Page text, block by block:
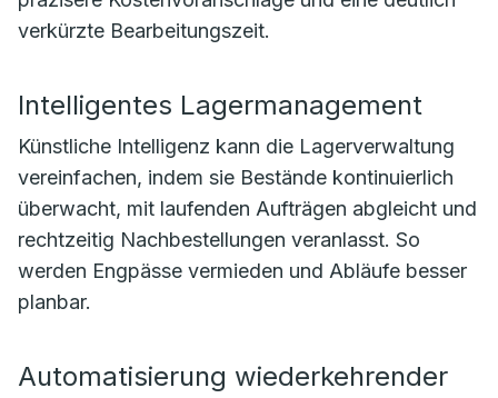
verkürzte Bearbeitungszeit.
Intelligentes Lagermanagement
Künstliche Intelligenz kann die Lagerverwaltung
vereinfachen, indem sie Bestände kontinuierlich
überwacht, mit laufenden Aufträgen abgleicht und
rechtzeitig Nachbestellungen veranlasst. So
werden Engpässe vermieden und Abläufe besser
planbar.
Automatisierung wiederkehrender